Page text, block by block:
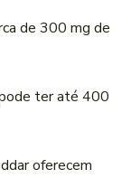
de 300 mg de
ter até 400
oferecem